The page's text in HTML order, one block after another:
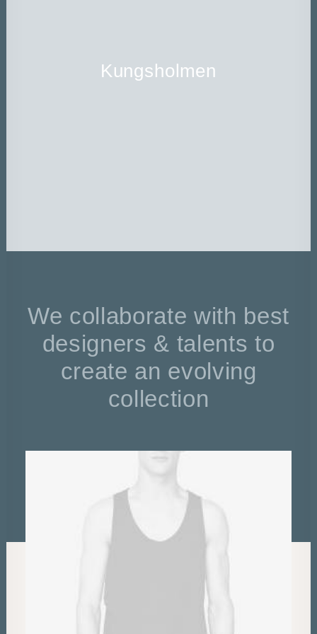
Kungsholmen
We collaborate with best
designers & talents to
create an evolving
collection